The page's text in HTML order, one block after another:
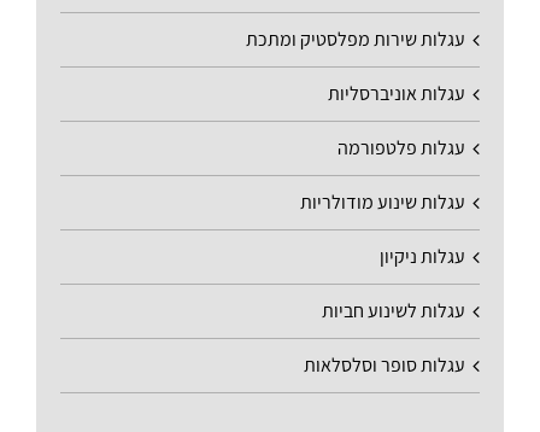
עגלות שירות מפלסטיק ומתכת
עגלות אוניברסליות
עגלות פלטפורמה
עגלות שינוע מודולריות
עגלות ניקיון
עגלות לשינוע חביות
עגלות סופר וסלסלאות